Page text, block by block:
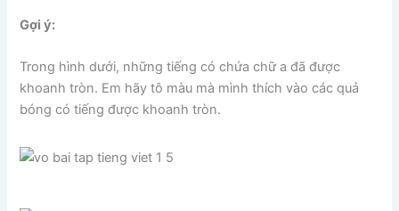
Gợi ý:
Trong hình dưới, những tiếng có chứa chữ a đã được
khoanh tròn. Em hãy tô màu mà mình thích vào các quả
bóng có tiếng được khoanh tròn.